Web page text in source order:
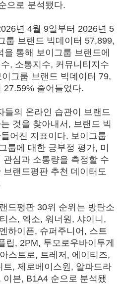
으로 분석됐다.
년 4월 9일부터 2026년 5
룹 브랜드 빅데이터 57,899,
을 통해 보이그룹 브랜드에
, 소통지수, 커뮤니티지수
그룹 브랜드 빅데이터 79,
27.59% 줄어들었다.
들의 온라인 습관이 브랜드
것을 찾아내서, 브랜드 빅
어진 지표이다. 보이그룹
룹에 대한 긍부정 평가, 미
심과 소통량을 측정할 수
랜드평판 추천 데이터도
드평판 30위 순위는 방탄소
스, 엑소, 워너원, 샤이니,
하이픈, 슈퍼주니어, 스트
립, 2PM, 투모로우바이투게
스트로, 트레저, 에이티즈,
트, 제로베이스원, 알파드라
븐, B1A4 순으로 분석됐